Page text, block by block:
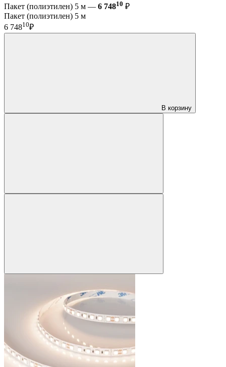
Пакет (полиэтилен) 5 м — 6 74810 ₽
Пакет (полиэтилен) 5 м
6 74810₽
В корзину